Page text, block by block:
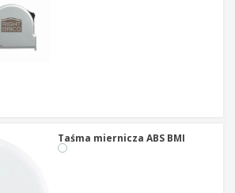
Taśma miernicza ABS BMI